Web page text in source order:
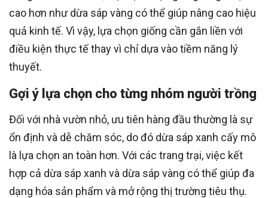
cao hơn như dừa sáp vàng có thể giúp nâng cao hiệu
quả kinh tế. Vì vậy, lựa chọn giống cần gắn liền với
điều kiện thực tế thay vì chỉ dựa vào tiềm năng lý
thuyết.
Gợi ý lựa chọn cho từng nhóm người trồng
Đối với nhà vườn nhỏ, ưu tiên hàng đầu thường là sự
ổn định và dễ chăm sóc, do đó dừa sáp xanh cấy mô
là lựa chọn an toàn hơn. Với các trang trại, việc kết
hợp cả dừa sáp xanh và dừa sáp vàng có thể giúp đa
dạng hóa sản phẩm và mở rộng thị trường tiêu thụ.